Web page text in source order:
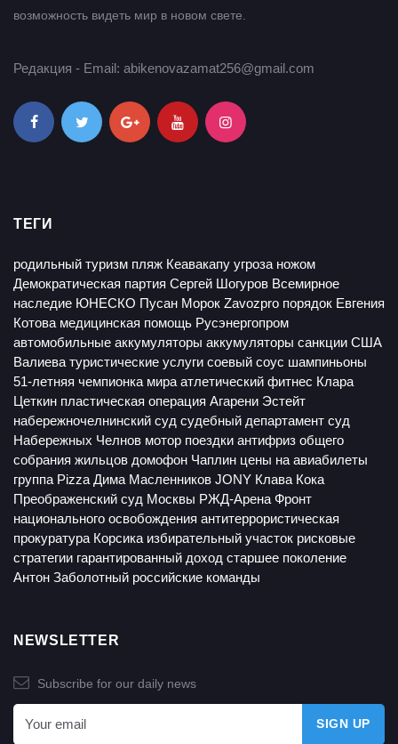
возможность видеть мир в новом свете.
Редакция - Email: abikenovazamat256@gmail.com
ТЕГИ
родильный туризм пляж Кеавакапу угроза ножом
Демократическая партия Сергей Шогуров Всемирное
наследие ЮНЕСКО Пусан Морок Zavozpro порядок Евгения
Котова медицинская помощь Русэнергопром
автомобильные аккумуляторы аккумуляторы санкции США
Валиева туристические услуги соевый соус шампиньоны
51-летняя чемпионка мира атлетический фитнес Клара
Цеткин пластическая операция Агарени Эстейт
набережночелнинский суд судебный департамент суд
Набережных Челнов мотор поездки антифриз общего
собрания жильцов домофон Чаплин цены на авиабилеты
группа Pizza Дима Масленников JONY Клава Кока
Преображенский суд Москвы РЖД-Арена Фронт
национального освобождения антитеррористическая
прокуратура Корсика избирательный участок рисковые
стратегии гарантированный доход старшее поколение
Антон Заболотный российские команды
NEWSLETTER
Subscribe for our daily news